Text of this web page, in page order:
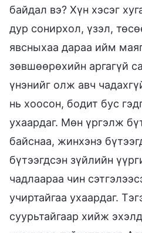
байдал вэ? Хүн хэсэг
дур сонирхол, үзэл,
явсныхаа дараа ийм
зөвшөөрөхийн аргагүй
үнэнийг олж авч
нь хоосон, бодит бус
ухаардаг. Мөн үргэлж
байснаа, жинхэнэ
бүтээгдсэн зүйлийн
чадлаараа чин
учиртайгаа ухаардаг.
суурьтайгаар хийж